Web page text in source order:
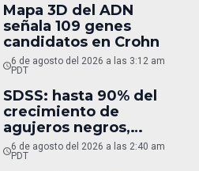
Mapa 3D del ADN
señala 109 genes
candidatos en Crohn
6 de agosto del 2026 a las 3:12 am
PDT
SDSS: hasta 90% del
crecimiento de
agujeros negros,
oculto
6 de agosto del 2026 a las 2:40 am
PDT